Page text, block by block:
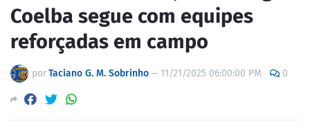
Coelba segue com equipes
reforçadas em campo
porTaciano G. M. Sobrinho— 11/21/2025 06:00:00 PM 0